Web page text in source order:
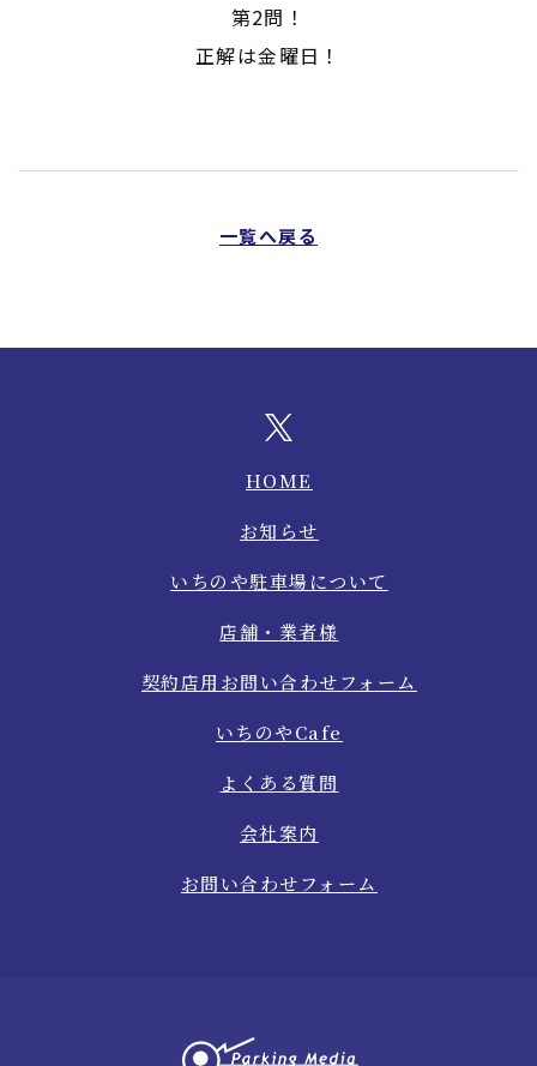
第2問！
正解は金曜日！
一覧へ戻る
HOME
お知らせ
いちのや駐車場について
店舗・業者様
契約店用お問い合わせフォーム
いちのやCafe
よくある質問
会社案内
お問い合わせフォーム